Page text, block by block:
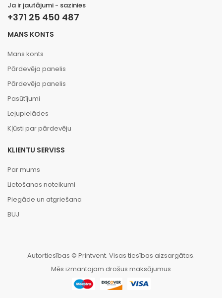
Ja ir jautājumi - sazinies
+371 25 450 487
MANS KONTS
Mans konts
Pārdevēja panelis
Pārdevēja panelis
Pasūtījumi
Lejupielādes
Kļūsti par pārdevēju
KLIENTU SERVISS
Par mums
Lietošanas noteikumi
Piegāde un atgriešana
BUJ
Autortiesības © Printvent. Visas tiesības aizsargātas.
Mēs izmantojam drošus maksājumus